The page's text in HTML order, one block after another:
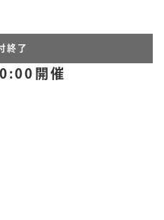
終了
開催